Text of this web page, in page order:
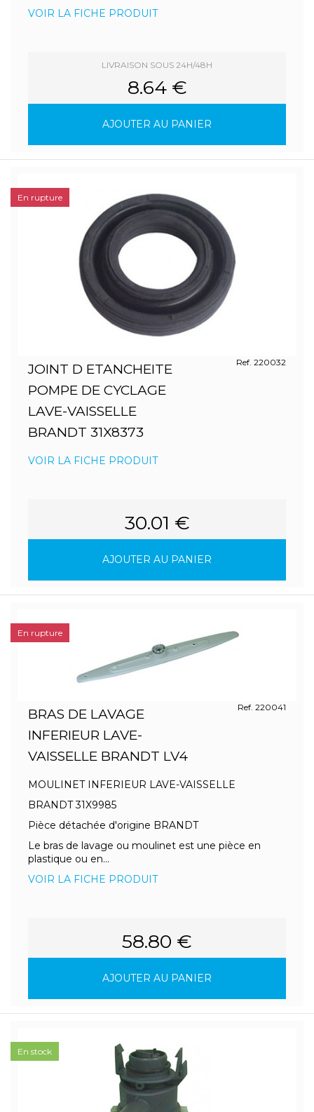
VOIR LA FICHE PRODUIT
LIVRAISON SOUS 24H/48H
8.64 €
AJOUTER AU PANIER
JOINT D ETANCHEITE
POMPE DE CYCLAGE
LAVE-VAISSELLE
BRANDT 31X8373
Ref. 220032
VOIR LA FICHE PRODUIT
30.01 €
AJOUTER AU PANIER
En rupture
BRAS DE LAVAGE
INFERIEUR LAVE-
VAISSELLE BRANDT LV4
Ref. 220041
MOULINET INFERIEUR LAVE-VAISSELLE
BRANDT 31X9985
Pièce détachée d'origine BRANDT
Le bras de lavage ou moulinet est une pièce en
plastique ou en...
VOIR LA FICHE PRODUIT
58.80 €
AJOUTER AU PANIER
En rupture
En stock